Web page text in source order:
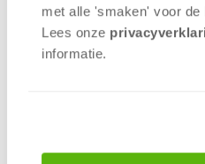
met alle 'smaken' voor
Lees onze
informatie.
overvallen neemt
steen? Ik geef je er een
ik wel nog iets bij! …
verborgen kaartjes